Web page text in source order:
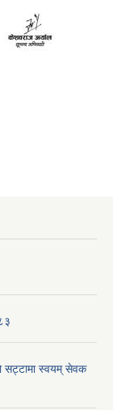
सट्टामा स्वयम् सेवक